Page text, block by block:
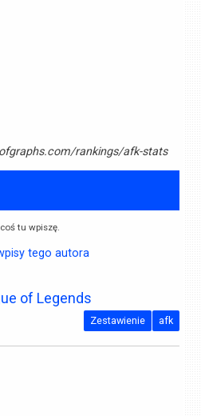
rankings/afk-stats
tu wpiszę.
tego autora
of Legends
afk
Zestawienie